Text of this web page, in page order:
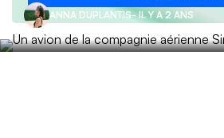
ANNA DUPLANTIS- IL Y A 2 ANS